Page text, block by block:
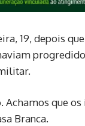
19, depois
que
Branca.